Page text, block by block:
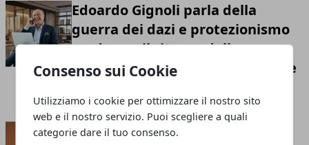
Consenso sui Cookie
Utilizziamo i cookie per ottimizzare il nostro sito
web e il nostro servizio. Puoi scegliere a quali
categorie dare il tuo consenso.
Edoardo Gignoli parla della
guerra dei dazi e protezionismo
moderno: il ritorno della
competizione economica globale
Insufflaggio nell’edilizia: ecco